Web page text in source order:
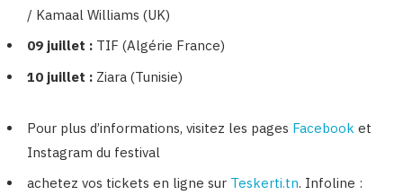
/ Kamaal Williams (UK)
09 juillet : TIF (Algérie France)
10 juillet : Ziara (Tunisie)
Pour plus d’informations, visitez les pages Facebook et
Instagram du festival
achetez vos tickets en ligne sur Teskerti.tn. Infoline :